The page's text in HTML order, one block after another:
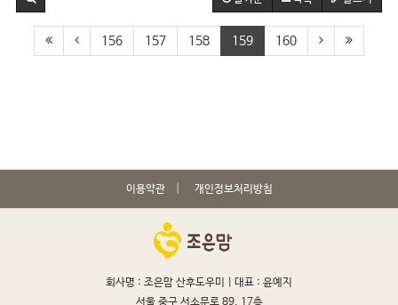
156 157 158 159 160
이용약관 개인정보처리방침
회사명 : 조은맘 산후도우미 | 대표 : 윤예지
서울 중구 서소문로 89, 17층